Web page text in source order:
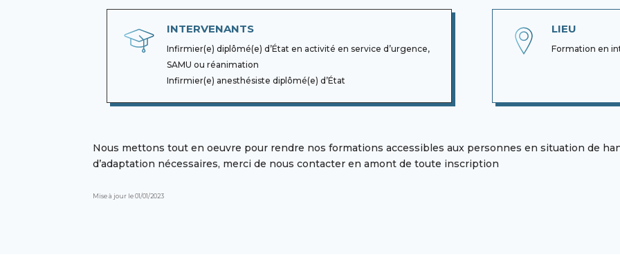
INTERVENANTS
Infirmier(e) diplômé(e) d’État en activité en service d’urgence,
SAMU ou réanimation
Infirmier(e) anesthésiste diplômé(e) d’État
LIEU
Formation en
Nous mettons tout en oeuvre pour rendre nos formations accessibles aux personnes en situation de
d’adaptation nécessaires, merci de nous contacter en amont de toute inscription
Mise à jour le 01/01/2023